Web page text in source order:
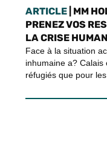
ARTICLE| MM
PRENEZ VOS
LA CRISE
Face à la situation
inhumaine a?
réfugiés que pour